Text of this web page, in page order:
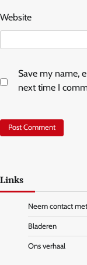
Website
Save my name,
next time I
Links
Neem contact
Bladeren
Ons verhaal